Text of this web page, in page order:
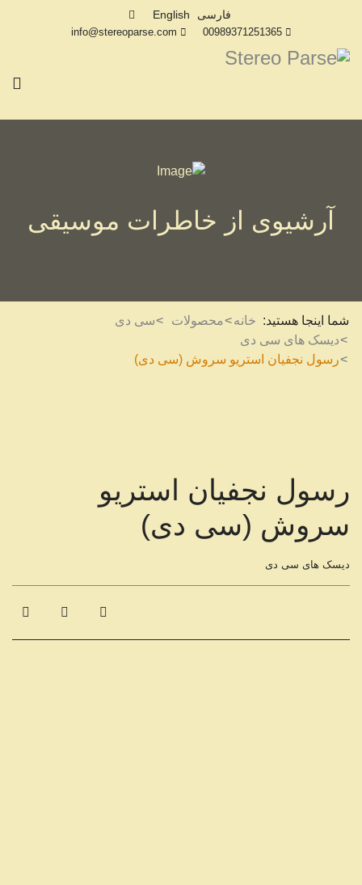
فارسی English
00989371251365
info@stereoparse.com
آرشیوی از خاطرات موسیقی
شما اینجا هستید: خانه محصولات
سی دی
دیسک های سی دی
رسول نجفیان استریو سروش (سی دی)
رسول نجفیان استریو
سروش (سی دی)
دیسک های سی دی